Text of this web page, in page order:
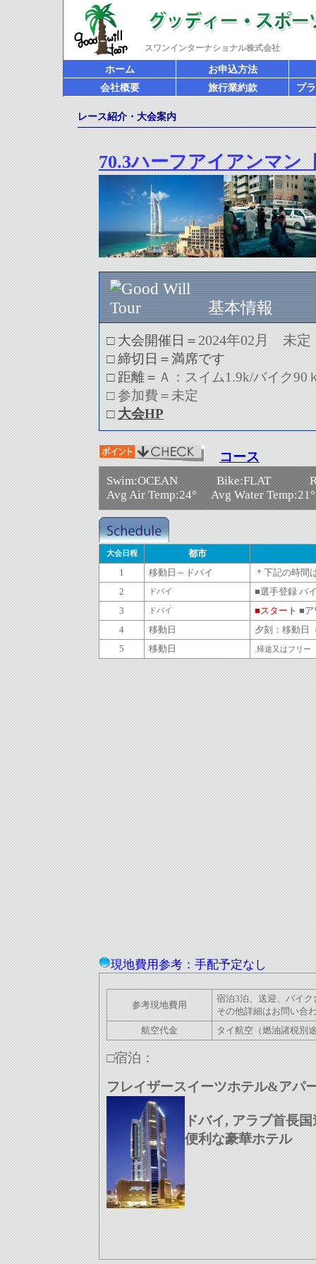
スワンインターナショナル株式会社
ホーム
お申込方法
会社概要
旅行業約款 プ
レース紹介・大会案内
70.3ハーフアイアンマン
基本情報
□ 大会開催日＝ 2024年02月 未定
□ 締切日＝満席です
□ 距離＝ Ａ：スイム1.9k/バイク90
□ 参加費＝未定
□ 大会HP
コース
Swim:OCEAN Bike:FLAT
Avg Air Temp:24° Avg Water
大会日程
都市
1
移動日～ドバイ
＊下記の時間
2
ドバイ
■選手登録
3
ドバイ ■スタート ■ア
4
移動日
夕刻：移動日
5
移動日 .帰途又はフリー
現地費用参考：手配予定なし
参考現地費用
宿泊3泊、送迎、バイ
その他詳細はお問
航空代金
タイ航空（
□宿泊：
フレイザースイーツホテル&アパ
ドバイ, アラブ首長
便利な豪華ホテル